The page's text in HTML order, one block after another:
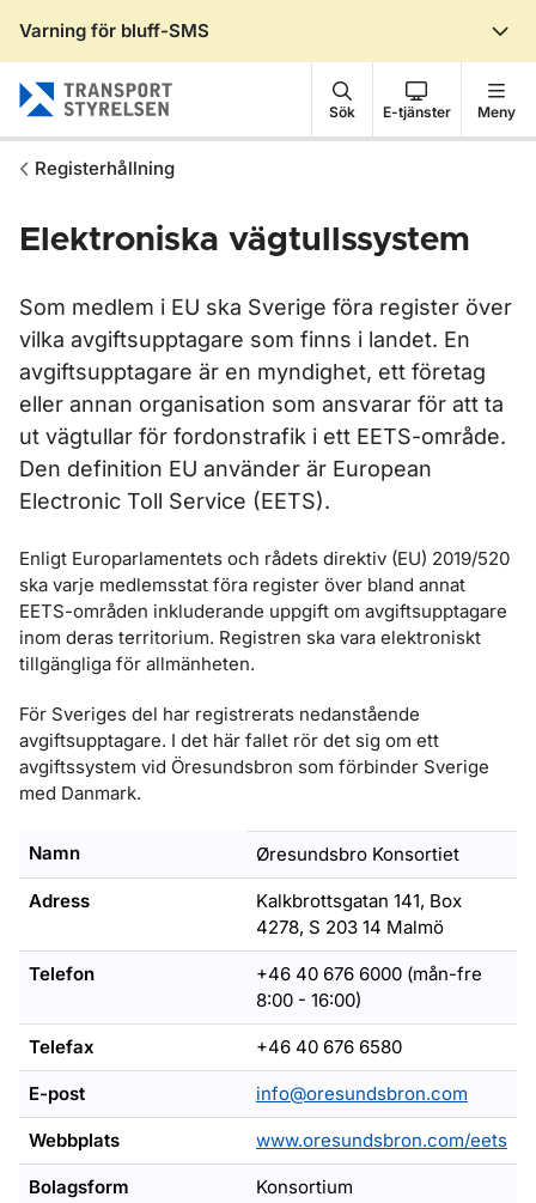
Varning för bluff-SMS
Sök E-tjänster Meny
Registerhållning
Elektroniska vägtullssystem
Som medlem i EU ska Sverige föra register över
vilka avgiftsupptagare som finns i landet. En
avgiftsupptagare är en myndighet, ett företag
eller annan organisation som ansvarar för att ta
ut vägtullar för fordonstrafik i ett EETS-område.
Den definition EU använder är European
Electronic Toll Service (EETS).
Enligt Europarlamentets och rådets direktiv (EU) 2019/520
ska varje medlemsstat föra register över bland annat
EETS-områden inkluderande uppgift om avgiftsupptagare
inom deras territorium. Registren ska vara elektroniskt
tillgängliga för allmänheten.
För Sveriges del har registrerats nedanstående
avgiftsupptagare. I det här fallet rör det sig om ett
avgiftssystem vid Öresundsbron som förbinder Sverige
med Danmark.
Namn Øresundsbro Konsortiet
Adress
Kalkbrottsgatan 141, Box
4278, S 203 14 Malmö
Telefon
+46 40 676 6000 (mån-fre
8:00 - 16:00)
Telefax +46 40 676 6580
E-post info@oresundsbron.com
Webbplats www.oresundsbron.com/eets
Bolagsform Konsortium